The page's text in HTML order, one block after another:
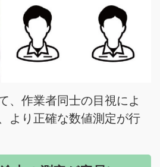
、作業者同士の目視によ
より正確な数値測定が行